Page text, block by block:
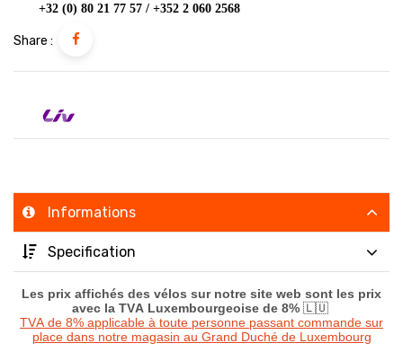
+32 (0) 80 21 77 57 / +352 2 060 2568
Share :
Informations
Specification
Les prix affichés des vélos sur notre site web sont les prix
avec la TVA Luxembourgeoise de 8% 🇱🇺
TVA de 8% applicable à toute personne passant commande sur
place dans notre magasin au Grand Duché de Luxembourg